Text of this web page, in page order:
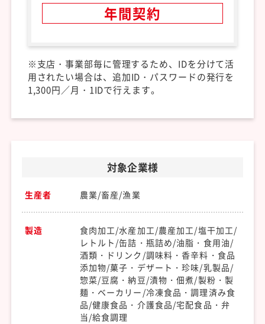
年間契約
※支店・事業部毎に管理するため、IDを分けて活
用されたい場合は、 追加ID・パスワードの発行を
1,300円／月・1IDで行えます。
対象企業様
生産者 農業/畜産/漁業
製造
食肉加工/水産加工/農産加工/塩干加工/
レトルト/缶詰・瓶詰め/油脂・食用油/
酒類・ドリンク/調味料・香辛料・食品
添加物/菓子・デザート・珍味/乳製品/
惣菜/豆腐・納豆/漬物・佃煮/製粉・製
麺・ベーカリー/冷凍食品・調理済み食
品/健康食品・介護食品/宅配食品・弁
当/給食調理